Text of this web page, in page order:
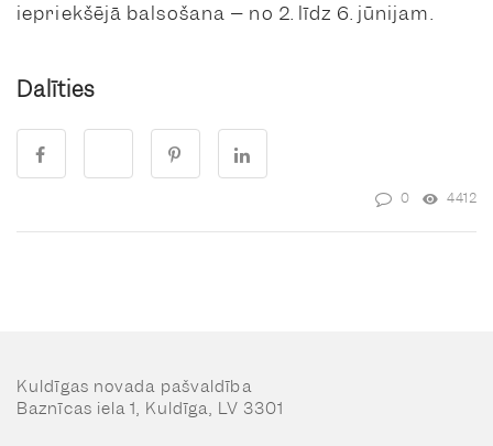
iepriekšējā balsošana – no 2. līdz 6. jūnijam.
Dalīties
0 4412
Kuldīgas novada pašvaldība
Baznīcas iela 1, Kuldīga, LV 3301